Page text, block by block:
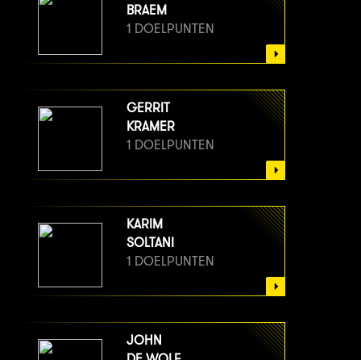
BRAEM
1 DOELPUNTEN
GERRIT
KRAMER
1 DOELPUNTEN
KARIM
SOLTANI
1 DOELPUNTEN
JOHN